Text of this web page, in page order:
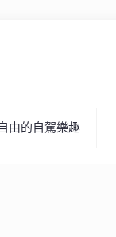
由的自駕樂趣